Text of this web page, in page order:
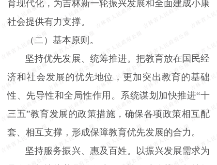
育现代化，为吉林新一轮振兴发展和全面建成小康
社会提供有力支撑。
（二）基本原则。
坚持优先发展、统筹推进。把教育放在国民经
济和社会发展的优先地位，更加突出教育的基础
性、先导性和全局性作用。系统谋划加快推进“十
三五”教育发展的政策措施，确保各项政策相互配
套、相互支撑，形成保障教育优先发展的合力。
坚持服务振兴、惠及百姓。以振兴发展需求为